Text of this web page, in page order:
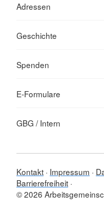
Adressen
Geschichte
Spenden
E-Formulare
GBG / Intern
Kontakt Impressum
Barrierefreiheit
© 2026